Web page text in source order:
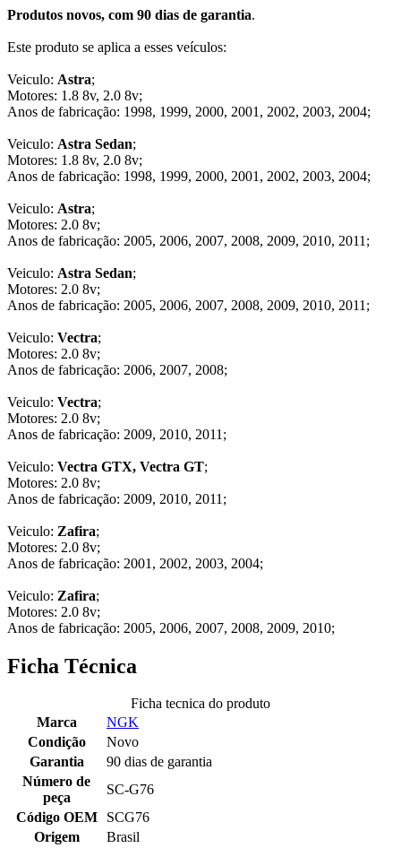
Produtos novos, com 90 dias de garantia.
Este produto se aplica a esses veículos:
Veiculo: Astra;
Motores: 1.8 8v, 2.0 8v;
Anos de fabricação: 1998, 1999, 2000, 2001, 2002, 2003, 2004;
Veiculo: Astra Sedan;
Motores: 1.8 8v, 2.0 8v;
Anos de fabricação: 1998, 1999, 2000, 2001, 2002, 2003, 2004;
Veiculo: Astra;
Motores: 2.0 8v;
Anos de fabricação: 2005, 2006, 2007, 2008, 2009, 2010, 2011;
Veiculo: Astra Sedan;
Motores: 2.0 8v;
Anos de fabricação: 2005, 2006, 2007, 2008, 2009, 2010, 2011;
Veiculo: Vectra;
Motores: 2.0 8v;
Anos de fabricação: 2006, 2007, 2008;
Veiculo: Vectra;
Motores: 2.0 8v;
Anos de fabricação: 2009, 2010, 2011;
Veiculo: Vectra GTX, Vectra GT;
Motores: 2.0 8v;
Anos de fabricação: 2009, 2010, 2011;
Veiculo: Zafira;
Motores: 2.0 8v;
Anos de fabricação: 2001, 2002, 2003, 2004;
Veiculo: Zafira;
Motores: 2.0 8v;
Anos de fabricação: 2005, 2006, 2007, 2008, 2009, 2010;
Ficha Técnica
Ficha tecnica do produto
Marca
NGK
Condição
Novo
Garantia
90 dias de garantia
Número de
peça
SC-G76
Código OEM
SCG76
Origem
Brasil